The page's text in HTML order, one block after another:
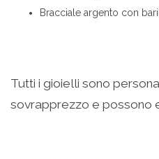
Bracciale argento con
Tutti i gioielli sono
sovrapprezzo e possono